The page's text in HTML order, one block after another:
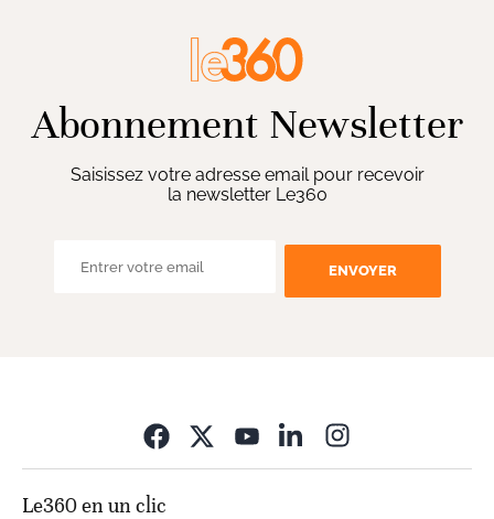
Abonnement Newsletter
Saisissez votre adresse email pour recevoir
la newsletter Le360
ENVOYER
Le360 en un clic